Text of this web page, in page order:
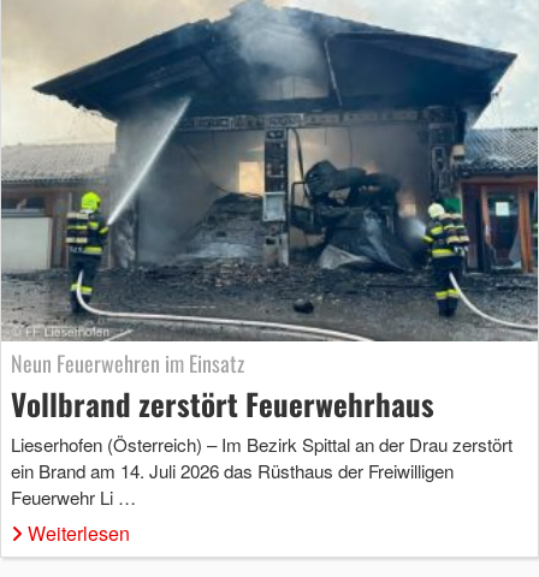
Neun Feuerwehren im Einsatz
Vollbrand zerstört Feuerwehrhaus
Lieserhofen (Österreich) – Im Bezirk Spittal an der Drau zerstört
ein Brand am 14. Juli 2026 das Rüsthaus der Freiwilligen
Feuerwehr Li …
Weiterlesen